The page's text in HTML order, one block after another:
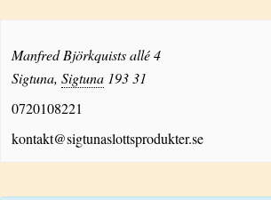
Manfred Björkquists allé 4
Sigtuna, Sigtuna 193 31
0720108221
kontakt@sigtunaslottsprodukter.se